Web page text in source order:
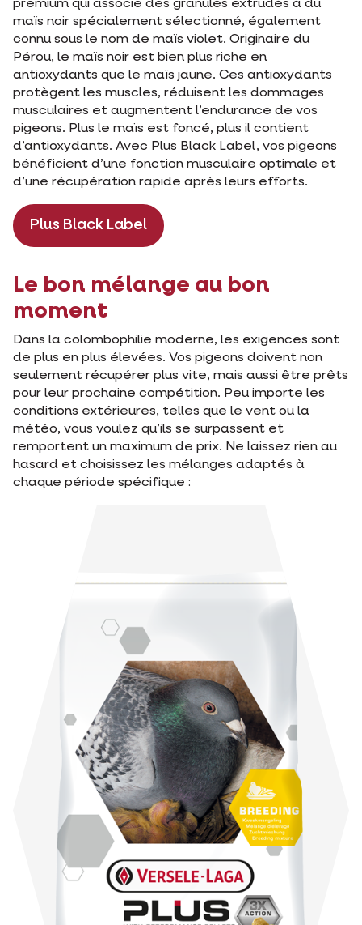
premium qui associe des granulés extrudés à du
maïs noir spécialement sélectionné, également
connu sous le nom de maïs violet. Originaire du
Pérou, le maïs noir est bien plus riche en
antioxydants que le maïs jaune. Ces antioxydants
protègent les muscles, réduisent les dommages
musculaires et augmentent l’endurance de vos
pigeons. Plus le maïs est foncé, plus il contient
d’antioxydants. Avec Plus Black Label, vos pigeons
bénéficient d’une fonction musculaire optimale et
d’une récupération rapide après leurs efforts.
Plus Black Label
Le bon mélange au bon
moment
Dans la colombophilie moderne, les exigences sont
de plus en plus élevées. Vos pigeons doivent non
seulement récupérer plus vite, mais aussi être prêts
pour leur prochaine compétition. Peu importe les
conditions extérieures, telles que le vent ou la
météo, vous voulez qu’ils se surpassent et
remportent un maximum de prix. Ne laissez rien au
hasard et choisissez les mélanges adaptés à
chaque période spécifique :